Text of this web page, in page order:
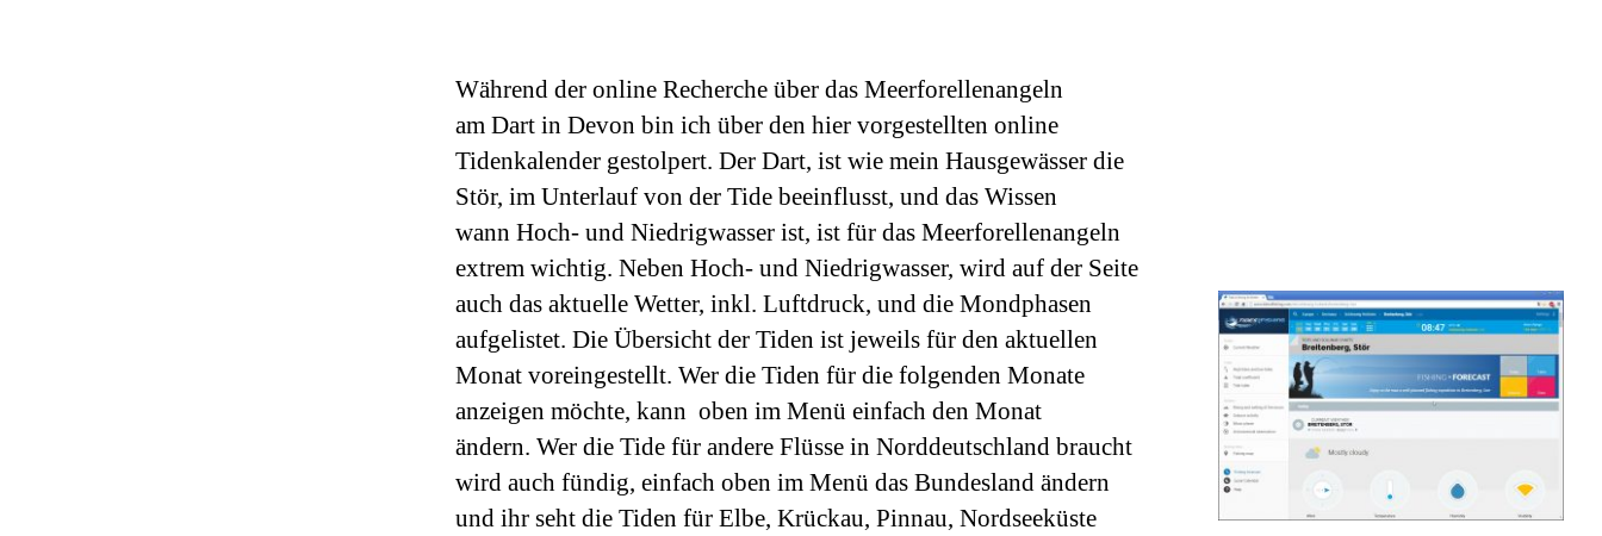
Während der online Recherche über das Meerforellenangeln
am Dart in Devon bin ich über den hier vorgestellten online
Tidenkalender gestolpert. Der Dart, ist wie mein Hausgewässer die
Stör, im Unterlauf von der Tide beeinflusst, und das Wissen
wann Hoch- und Niedrigwasser ist, ist für das Meerforellenangeln
extrem wichtig. Neben Hoch- und Niedrigwasser, wird auf der Seite
auch das aktuelle Wetter, inkl. Luftdruck, und die Mondphasen
aufgelistet. Die Übersicht der Tiden ist jeweils für den aktuellen
Monat voreingestellt. Wer die Tiden für die folgenden Monate
anzeigen möchte, kann oben im Menü einfach den Monat
ändern. Wer die Tide für andere Flüsse in Norddeutschland braucht
wird auch fündig, einfach oben im Menü das Bundesland ändern
und ihr seht die Tiden für Elbe, Krückau, Pinnau, Nordseeküste